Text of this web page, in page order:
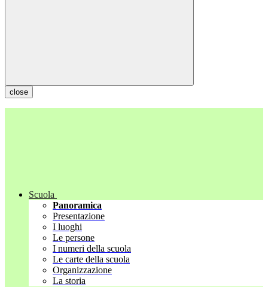
close
Scuola
Panoramica
Presentazione
I luoghi
Le persone
I numeri della scuola
Le carte della scuola
Organizzazione
La storia